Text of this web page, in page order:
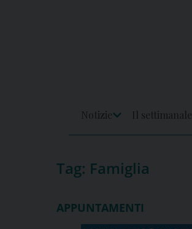
Notizie
Il settimanale
Tag: Famiglia
APPUNTAMENTI